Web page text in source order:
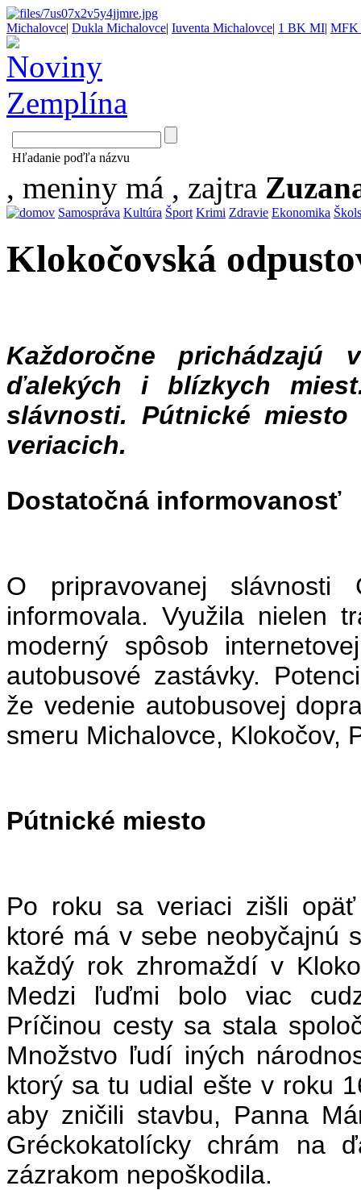
Michalovce| Dukla Michalovce| Iuventa Michalovce| 1 BK MI| MFK
Hľadanie poďľa názvu
, meniny má , zajtra
Samospráva Kultúra Šport Krimi Zdravie Ekonomika
Klokočovská
Každoročne
ďalekých i blízkych
slávnosti. Pútnické
veriacich.
Dostatočná informovanosť
O pripravovanej slávnosti
informovala. Využila nielen
moderný spôsob
autobusové zastávky.
že vedenie autobusovej
smeru Michalovce, Klokočov,
Pútnické miesto
Po roku sa veriaci zišli
ktoré má v sebe neobyčajnú
každý rok zhromaždí v
Medzi ľuďmi bolo viac
Príčinou cesty sa stala
Množstvo ľudí iných
ktorý sa tu udial ešte v roku
aby zničili stavbu, Panna
Gréckokatolícky chrám na
zázrakom nepoškodila.